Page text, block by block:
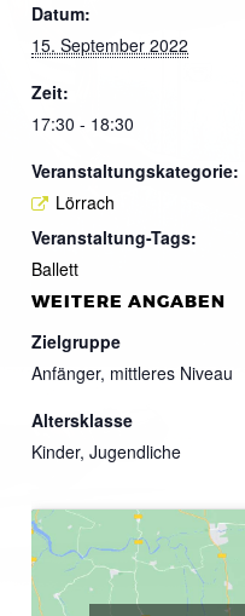
Datum:
15. September 2022
Zeit:
17:30 - 18:30
Veranstaltungskategorie:
Lörrach
Veranstaltung-Tags:
Ballett
WEITERE ANGABEN
Zielgruppe
Anfänger, mittleres Niveau
Altersklasse
Kinder, Jugendliche